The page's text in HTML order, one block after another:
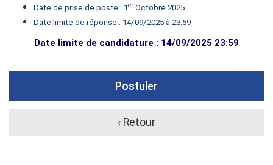
Date de prise de poste : 1er Octobre 2025
Date limite de réponse : 14/09/2025 à 23:59
Date limite de candidature : 14/09/2025 23:59
Postuler
‹ Retour